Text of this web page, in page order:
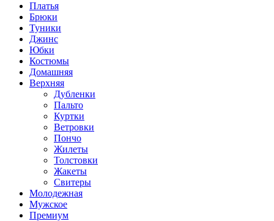
Платья
Брюки
Туники
Джинс
Юбки
Костюмы
Домашняя
Верхняя
Дубленки
Пальто
Куртки
Ветровки
Пончо
Жилеты
Толстовки
Жакеты
Свитеры
Молодежная
Мужское
Премиум